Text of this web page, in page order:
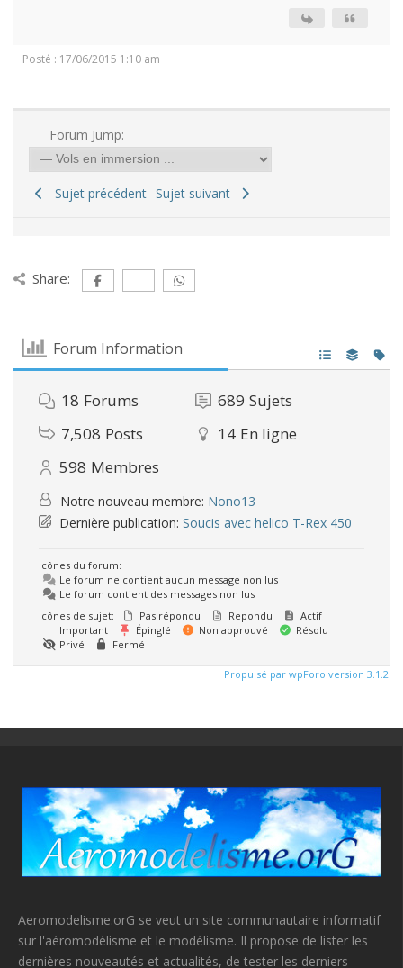
Posté : 17/06/2015 1:10 am
Forum Jump:
Sujet précédent Sujet suivant
Share:
Forum Information
18 Forums 689 Sujets
7,508 Posts 14 En ligne
598 Membres
Notre nouveau membre: Nono13
Dernière publication: Soucis avec helico T-Rex 450
Icônes du forum:
Le forum ne contient aucun message non lus
Le forum contient des messages non lus
Icônes de sujet:
Pas répondu Repondu
Actif
Important
Épinglé Non approuvé
Résolu
Privé
Fermé
Propulsé par wpForo version 3.1.2
Aeromodelisme.orG se veut un site communautaire informatif
sur l'aéromodélisme et le modélisme. Il propose de lister les
dernières nouveautés et actualités, de tester les derniers